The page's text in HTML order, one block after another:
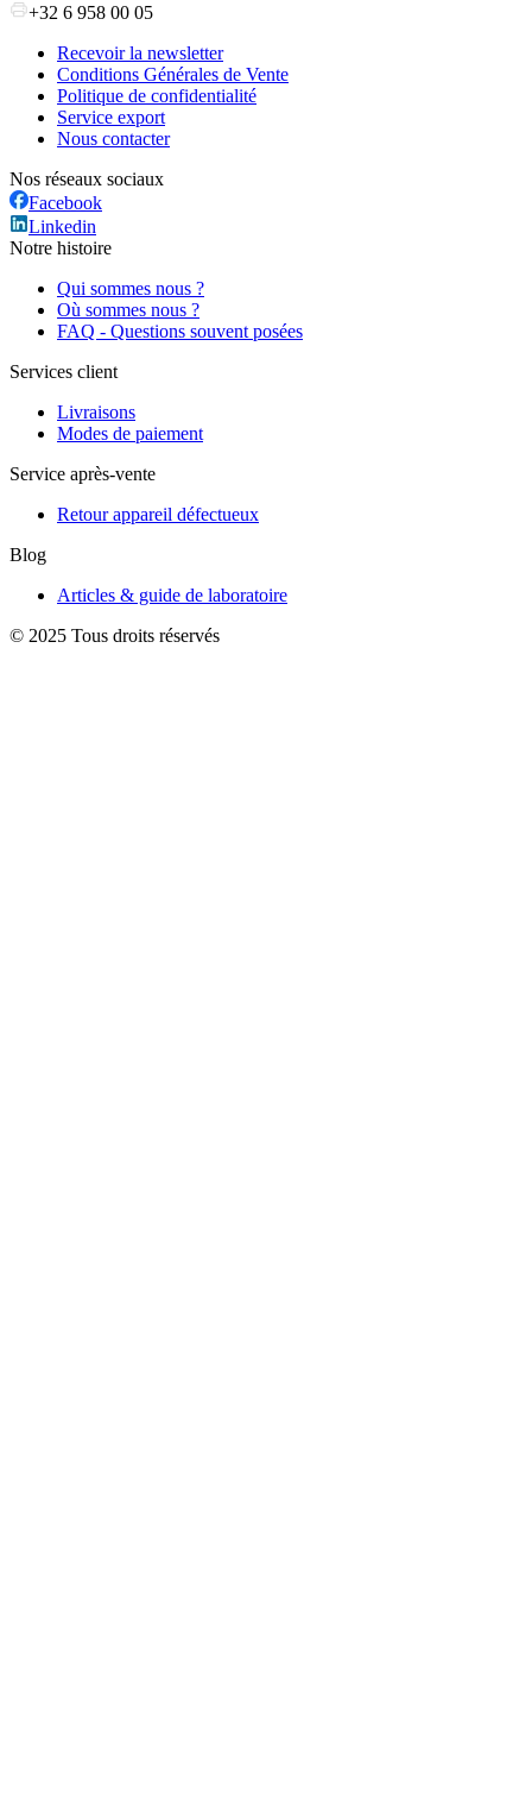
+32 6 958 00 05
Recevoir la newsletter
Conditions Générales de Vente
Politique de confidentialité
Service export
Nous contacter
Nos réseaux sociaux
Facebook
Linkedin
Notre histoire
Qui sommes nous ?
Où sommes nous ?
FAQ - Questions souvent posées
Services client
Livraisons
Modes de paiement
Service après-vente
Retour appareil défectueux
Blog
Articles & guide de laboratoire
© 2025 Tous droits réservés